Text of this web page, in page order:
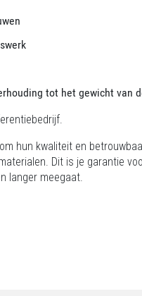
tot het gewicht van
hun kwaliteit en
Dit is je garantie
langer meegaat.